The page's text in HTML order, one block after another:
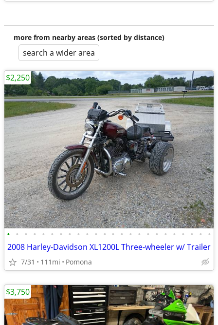
more from nearby areas (sorted by distance)
search a wider area
• • • • • • • • • • • • • • • • • • • • • • • •
2008 Harley-Davidson XL1200L Three-wheeler w/ Trailer
7/31 111mi Pomona
$2,250
$3,750